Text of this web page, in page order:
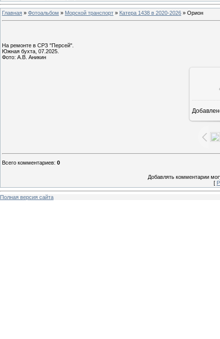
Главная » Фотоальбом » Морской транспорт » Катера 1438 в 2020-2026 » Орион
На ремонте в СРЗ "Персей".
Южная бухта, 07.2025.
Фото: А.В. Аникин
Всего комментариев: 0
Добавлять комментарии
[
Полная версия сайта